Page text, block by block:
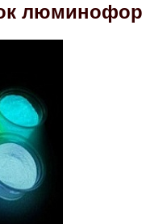
люминофор